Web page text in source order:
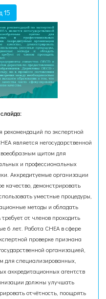
15
рекомендаций по экспертной
является негосударственной
щитом для
и профессиональных
Аккредитуемые организации
качество, демонстрировать
уместные процедуры,
методы и обладать
от членов проходить
6 лет. Работа CHEA в сфере
проверке признана
организацией,
для специализированных,
аккредитационных агентств
должны улучшать
отчётность, поощрять